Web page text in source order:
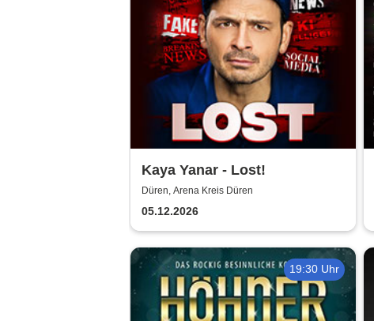
Kaya Yanar - Lost!
Düren, Arena Kreis Düren
05.12.2026
19:30 Uhr